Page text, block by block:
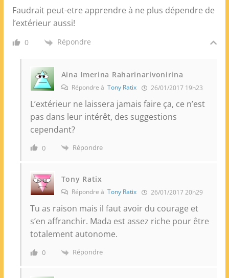
Faudrait peut-etre apprendre à ne plus dépendre de
l’extérieur aussi!
0 Répondre
Aina Imerina Raharinarivonirina
Répondre à Tony Ratix 26/01/2017 19h23
L’extérieur ne laissera jamais faire ça, ce n’est
pas dans leur intérêt, des suggestions
cependant?
0 Répondre
Tony Ratix
Répondre à Tony Ratix 26/01/2017 20h29
Tu as raison mais il faut avoir du courage et
s’en affranchir. Mada est assez riche pour être
totalement autonome.
0 Répondre